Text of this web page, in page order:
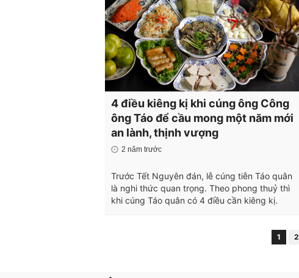
4 điều kiêng kị khi cúng ông Công
ông Táo để cầu mong một năm mới
an lành, thịnh vượng
2 năm trước
Trước Tết Nguyên đán, lễ cúng tiễn Táo quân
là nghi thức quan trọng. Theo phong thuỷ thì
khi cúng Táo quân có 4 điều cần kiêng kị.
1 2